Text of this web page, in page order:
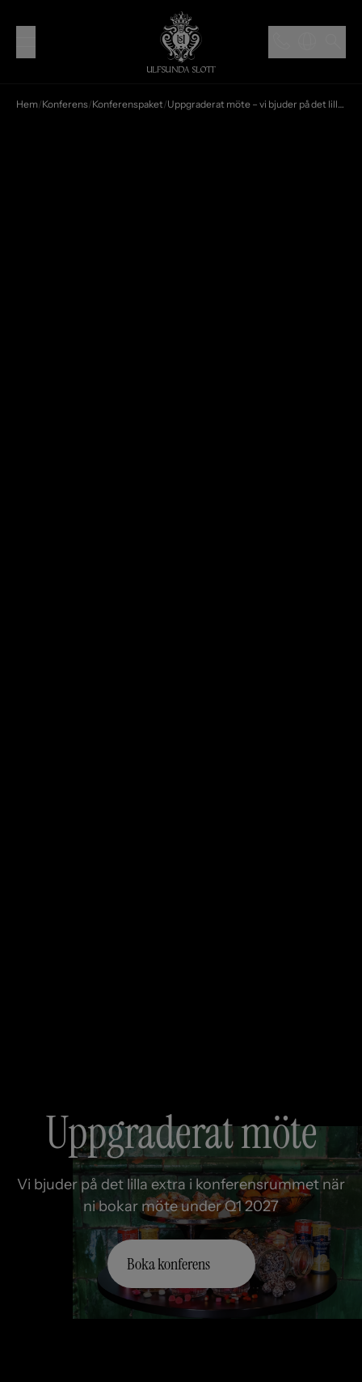
Hem/Konferens/Konferenspaket/ Uppgraderat möte – vi bjuder på det lilla extra i lokalen
Uppgraderat möte
Vi bjuder på det lilla extra i konferensrummet när
ni bokar möte under Q1 2027
Boka konferens